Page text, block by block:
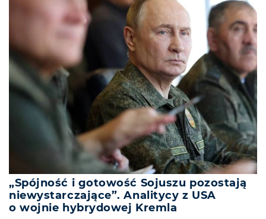
„Spójność i gotowość Sojuszu pozostają
niewystarczające”. Analitycy z USA
o wojnie hybrydowej Kremla